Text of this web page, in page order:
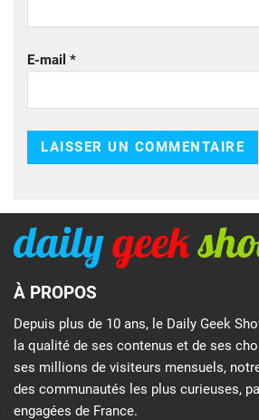
E-mail *
À PROPOS
Depuis plus de 10 ans, le Daily Geek
la qualité de ses contenus et de ses
ses millions de visiteurs mensuels,
des communautés les plus curieuses,
engagées de France.